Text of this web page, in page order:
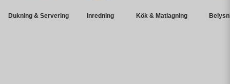
Dukning & Servering Inredning Kök & Matlagning